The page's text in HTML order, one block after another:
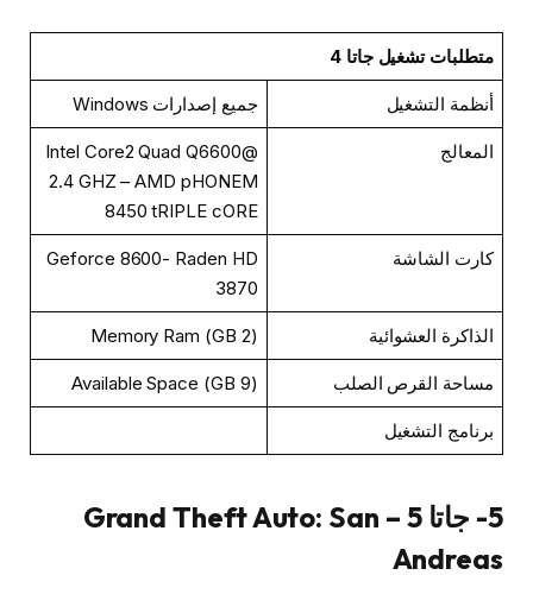
متطلبات تشغيل جاتا 4
أنظمة التشغيل جميع إصدارات Windows
المعالج
Intel Core2 Quad Q6600@
2.4 GHZ – AMD pHONEM
8450 tRIPLE cORE
كارت الشاشة
Geforce 8600- Raden HD
3870
الذاكرة العشوائية (2 GB) Memory Ram
مساحة القرص الصلب (9 GB) Available Space
برنامج التشغيل
5- جاتا 5 – Grand Theft Auto: San
Andreas